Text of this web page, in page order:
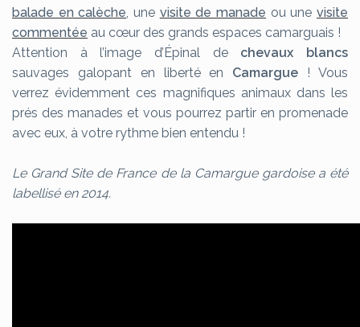
balade en calèche, une visite de manade ou unevisite
commentée au cœur des grands espaces camarguais !
Attention à l’image d’Épinal de chevaux blancs
sauvages galopant en liberté en Camargue ! Vous
verrez évidemment ces magnifiques animaux dans les
prés des manades et vous pourrez partir en promenade
avec eux, à votre rythme bien entendu !
Le Grand Site de France de la Camargue gardoise a été
labellisé en 2014.